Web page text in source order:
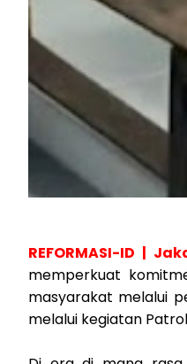
REFORMASI-ID |
memperkuat
masyarakat melalui
melalui kegiatan